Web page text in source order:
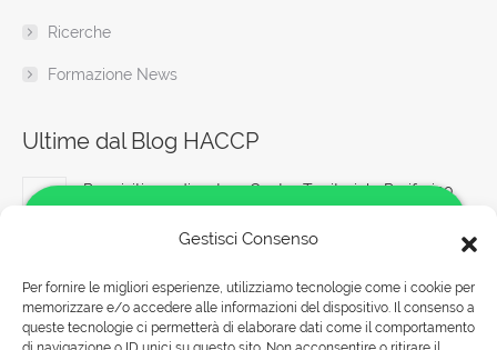
Gestisci Consenso
Per fornire le migliori esperienze, utilizziamo tecnologie come i cookie per
memorizzare e/o accedere alle informazioni del dispositivo. Il consenso a
queste tecnologie ci permetterà di elaborare dati come il comportamento
Ricerche
Formazione News
Ultime dal Blog HACCP
Requisiti per diventare Centro Territoriale Periferico
Documenti fondamentali per la sicurezza sul lavoro:
consigli utili
Salve!
Come possiamo aiutarti?